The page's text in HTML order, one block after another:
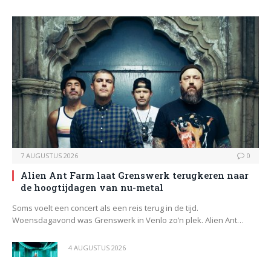
7 AUGUSTUS 2026 0
Alien Ant Farm laat Grenswerk terugkeren naar
de hoogtijdagen van nu-metal
Soms voelt een concert als een reis terug in de tijd.
Woensdagavond was Grenswerk in Venlo zo’n plek. Alien Ant…
4 AUGUSTUS 2026